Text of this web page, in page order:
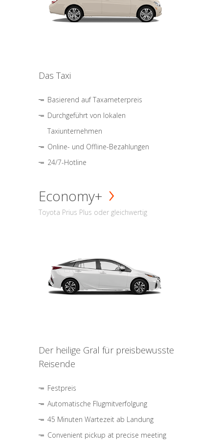
Das Taxi
Basierend auf Taxameterpreis
Durchgeführt von lokalen
Taxiunternehmen
Online- und Offline-Bezahlungen
24/7-Hotline
Economy+
Toyota Prius Plus oder gleichwertig
Der heilige Gral für preisbewusste
Reisende
Festpreis
Automatische Flugmitverfolgung
45 Minuten Wartezeit ab Landung
Convenient pickup at precise meeting